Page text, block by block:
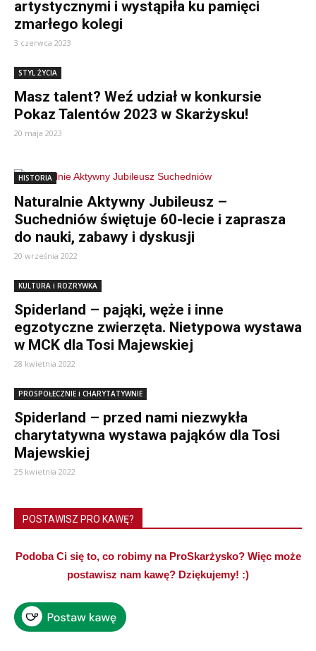
artystycznymi i wystąpiła ku pamięci
zmarłego kolegi
3 czerwca 2023
STYL ŻYCIA
Masz talent? Weź udział w konkursie
Pokaz Talentów 2023 w Skarżysku!
20 maja 2023
HISTORIA
Naturalnie Aktywny Jubileusz –
Suchedniów świętuje 60-lecie i zaprasza
do nauki, zabawy i dyskusji
20 września 2022
KULTURA i ROZRYWKA
Spiderland – pająki, węże i inne
egzotyczne zwierzęta. Nietypowa wystawa
w MCK dla Tosi Majewskiej
28 kwietnia 2022
PROSPOŁECZNIE i CHARYTATYWNIE
Spiderland – przed nami niezwykła
charytatywna wystawa pająków dla Tosi
Majewskiej
25 kwietnia 2022
POSTAWISZ PRO KAWĘ?
Podoba Ci się to, co robimy na ProSkarżysko? Więc może
postawisz nam kawę? Dziękujemy! :)